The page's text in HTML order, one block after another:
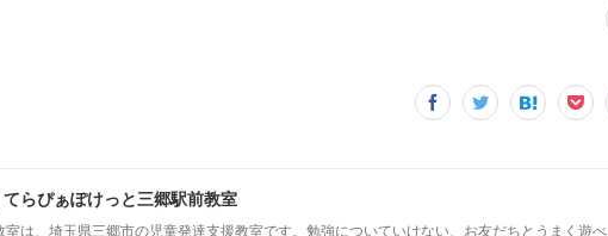
らぴぁぽけっと三郷駅前教室
は、埼玉県三郷市の児童発達支援教室です。勉強についていけない、お友だちとうまく遊べ